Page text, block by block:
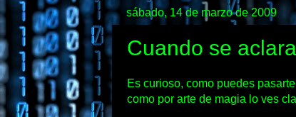
sábado, 14 de marzo de 2009
Cuando se
Es curioso, como puedes
como por arte de magia lo ves